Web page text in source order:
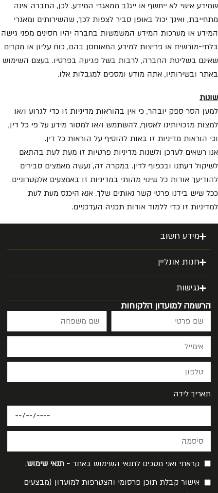
שמידע אישי לא ייחשף או ייגנב ממאגרי המידע. לכן, החברה אינה
מתחייבת, ואינך יכול באופן סביר לצפות לכך, שהשירותים ומאגרי
המידע או מערכות המידע המשמשות בחברה יהיו חסינים מפני גישה
בלתי-מורשית או פריצות למידע המאוחסן בהם, כוח עליון או מקרים
שאינם בשליטת החברה, לרבות בשל פגיעה בפרטיו. בעצם השימוש
באתר ובשירותיו, אתה מודע ומסכים למגבלות אלו.
שונות
למען הסר ספק יובהר, כי אין בהוראות מדיניות זו כדי לגרוע ו/או
למצות מזכויותינו לאסוף, להשתמש ו/או למסור מידע על פי כל דין,
וכי הוראות מדיניות זו באות להוסיף על הוראות כל דין.
אנו רשאים לעדכן ולשנות מדיניות פרטיות זו מעת לעת בהתאם
לשיקול דעתנו ובכפוף לדין. במקרה זה, נעשה מאמצים סבירים
להודיעך אודות כל שינוי מהותי במדיניות זו באמצעים אלקטרוניים
ככל שיש בידנו פרטי קשר נאותים שלך. אנא היכנס מעת לעת
למדיניות זו כדי ללמוד אודות תכניה העדכניים.
מידע חשוב
חנות אונליין
נגישות
הרשמה למועדון הלקוחות
תאריך לידה
קראתי ואני מסכים לתנאי השימוש באתר - תנאי שימוש.
אישור קבלת תוכן פרסומי והצטרפות למועדון (מבצעים